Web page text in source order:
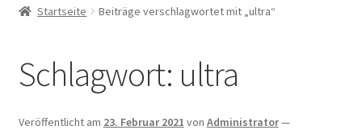
Vorsicht Internetbetrug
Über FunShop
Startseite Beiträge verschlagwortet mit „ultra“
Schlagwort: ultra
Veröffentlicht am 23. Februar 2021 von Administrator—